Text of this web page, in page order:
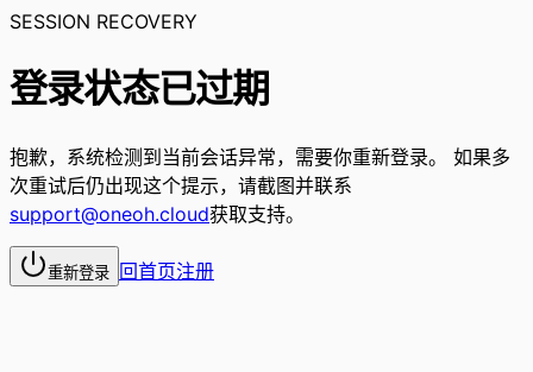
SESSION RECOVERY
登录状态已过期
抱歉，系统检测到当前会话异常，需要你重新登录。 如果多
次重试后仍出现这个提示，请截图并联系
support@oneoh.cloud获取支持。
重新登录 回首页注册